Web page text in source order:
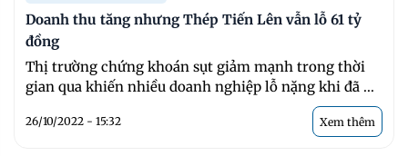
Doanh thu tăng nhưng Thép Tiến Lên vẫn lỗ 61 tỷ
đồng
Thị trường chứng khoán sụt giảm mạnh trong thời
gian qua khiến nhiều doanh nghiệp lỗ nặng khi đã ...
26/10/2022 - 15:32 Xem thêm